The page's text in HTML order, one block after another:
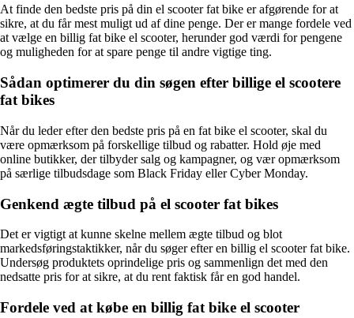
At finde den bedste pris på din el scooter fat bike er afgørende for at
sikre, at du får mest muligt ud af dine penge. Der er mange fordele ved
at vælge en billig fat bike el scooter, herunder god værdi for pengene
og muligheden for at spare penge til andre vigtige ting.
Sådan optimerer du din søgen efter billige el scootere
fat bikes
Når du leder efter den bedste pris på en fat bike el scooter, skal du
være opmærksom på forskellige tilbud og rabatter. Hold øje med
online butikker, der tilbyder salg og kampagner, og vær opmærksom
på særlige tilbudsdage som Black Friday eller Cyber Monday.
Genkend ægte tilbud på el scooter fat bikes
Det er vigtigt at kunne skelne mellem ægte tilbud og blot
markedsføringstaktikker, når du søger efter en billig el scooter fat bike.
Undersøg produktets oprindelige pris og sammenlign det med den
nedsatte pris for at sikre, at du rent faktisk får en god handel.
Fordele ved at købe en billig fat bike el scooter